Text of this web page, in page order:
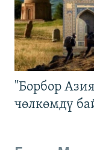
"Борбор
чөлкөмдү